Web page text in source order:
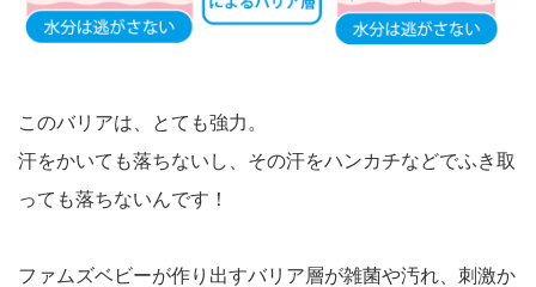
このバリアは、とても強力。
汗をかいても落ちないし、その汗をハンカチなどでふき取
っても落ちないんです！
ファムズベビーが作り出すバリア層が雑菌や汚れ、刺激か